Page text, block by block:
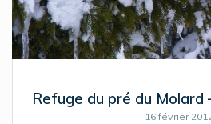
Refuge du pré du Molard
16 février